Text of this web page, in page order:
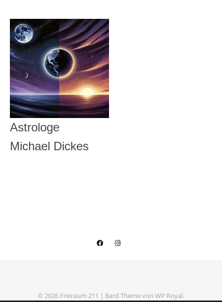
Astrologe
Michael Dickes
© 2026 Freiraum 211 | Bard Theme von WP Royal.